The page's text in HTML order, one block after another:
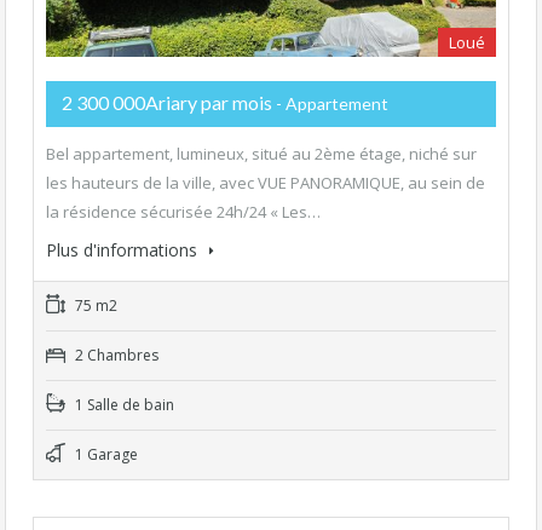
Loué
2 300 000Ariary par mois - Appartement
Bel appartement, lumineux, situé au 2ème étage, niché sur
les hauteurs de la ville, avec VUE PANORAMIQUE, au sein de
la résidence sécurisée 24h/24 « Les…
Plus d'informations
75 m2
2 Chambres
1 Salle de bain
1 Garage